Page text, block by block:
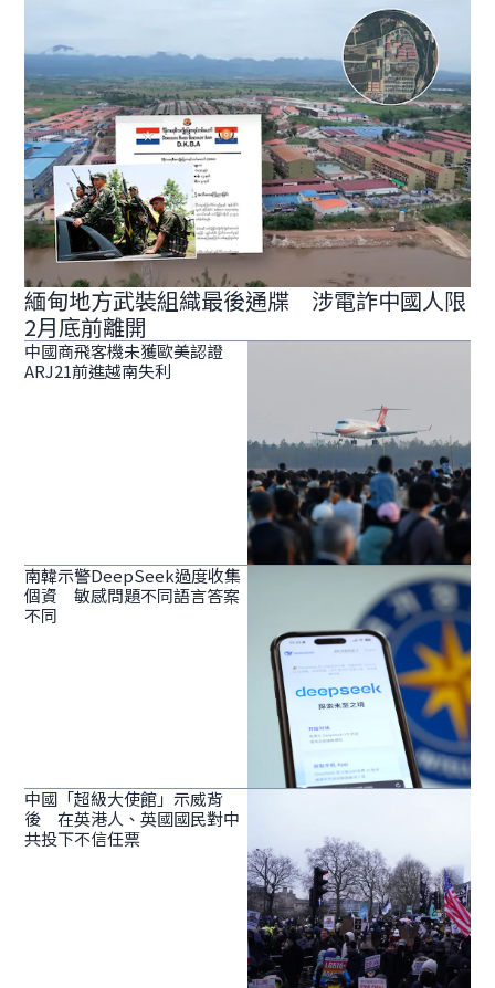
緬甸地方武裝組織最後通牒 涉電詐中國人限
2月底前離開
中國商飛客機未獲歐美認證
ARJ21前進越南失利
南韓示警DeepSeek過度收集
個資 敏感問題不同語言答案
不同
中國「超級大使館」示威背
後 在英港人、英國國民對中
共投下不信任票